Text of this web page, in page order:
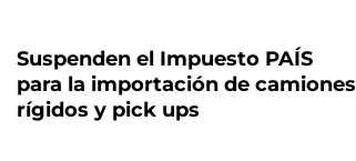
Suspenden el Impuesto PAÍS
para la importación de camiones
rígidos y pick ups